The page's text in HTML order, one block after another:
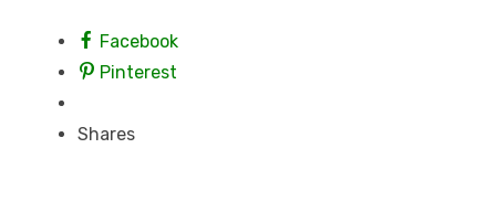
Facebook
Pinterest
Shares